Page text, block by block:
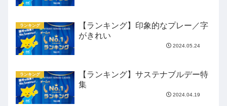
ランキング
【ランキング】印象的なプレー／字
がきれい
2024.05.24
ランキング
【ランキング】サステナブルデー特
集
2024.04.19